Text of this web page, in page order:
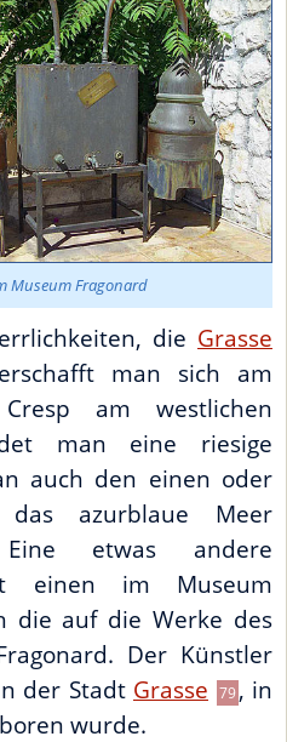
Museum Fragonard
die Grasse
man sich am
am westlichen
man eine riesige
auch den einen oder
azurblaue Meer
etwas andere
einen im Museum
die auf die Werke des
Der Künstler
der Stadt Grasse 79, in
wurde.